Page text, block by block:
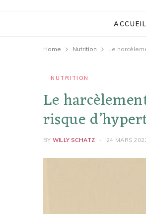
ACCUEIL
Home Nutrition
NUTRITION
Le
risque
BY WILLY SCHATZ 24 MARS